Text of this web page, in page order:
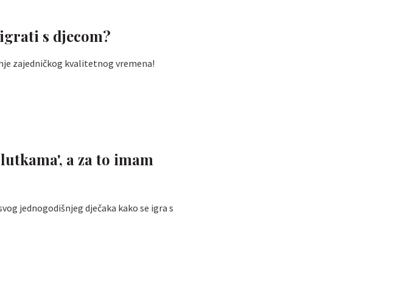
s djecom?
zajedničkog kvalitetnog vremena!
a za to imam
jednogodišnjeg dječaka kako se igra s